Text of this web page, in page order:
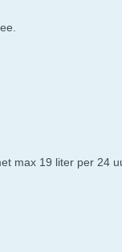
max 19 liter per 24